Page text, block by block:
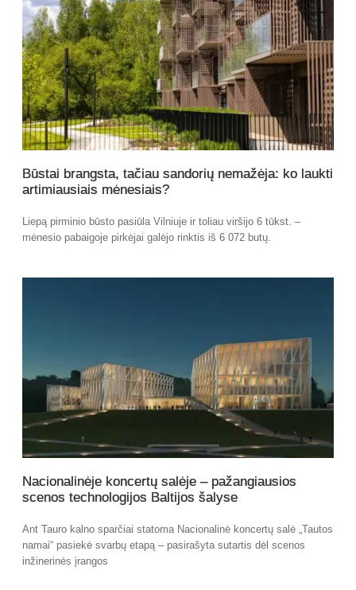
Būstai brangsta, tačiau sandorių nemažėja: ko laukti
artimiausiais mėnesiais?
Liepą pirminio būsto pasiūla Vilniuje ir toliau viršijo 6 tūkst. –
mėnesio pabaigoje pirkėjai galėjo rinktis iš 6 072 butų.
Nacionalinėje koncertų salėje – pažangiausios
scenos technologijos Baltijos šalyse
Ant Tauro kalno sparčiai statoma Nacionalinė koncertų salė „Tautos
namai“ pasiekė svarbų etapą – pasirašyta sutartis dėl scenos
inžinerinės įrangos